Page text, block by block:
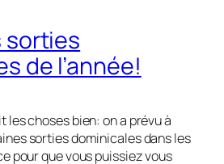
sorties
de l’année!
les choses bien: on a prévu à
sorties dominicales dans les
pour que vous puissiez vous